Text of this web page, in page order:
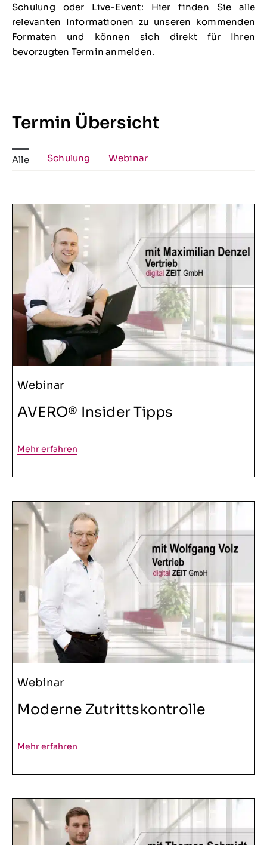
Schulung oder Live-Event: Hier finden Sie alle
relevanten Informationen zu unseren kommenden
Formaten und können sich direkt für Ihren
bevorzugten Termin anmelden.
Termin Übersicht
Alle Schulung Webinar
Webinar
AVERO® Insider Tipps
Mehr erfahren
Webinar
Moderne Zutrittskontrolle
Mehr erfahren